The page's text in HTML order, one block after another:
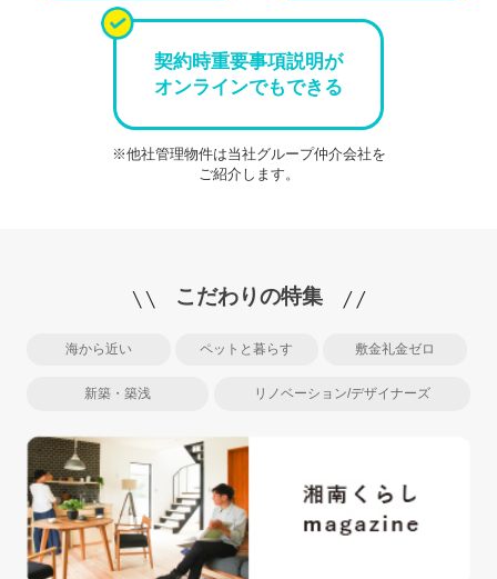
契約時重要事項説明が
オンラインでもできる
※他社管理物件は当社グループ仲介会社を
ご紹介します。
こだわりの特集
海から近い ペットと暮らす 敷金礼金ゼロ
新築・築浅 リノベーション/デザイナーズ